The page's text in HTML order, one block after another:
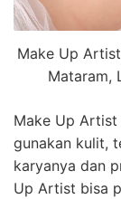
Make Up
Mataram,
Make Up Artist
gunakan kulit,
karyanya dan
Up Artist bisa